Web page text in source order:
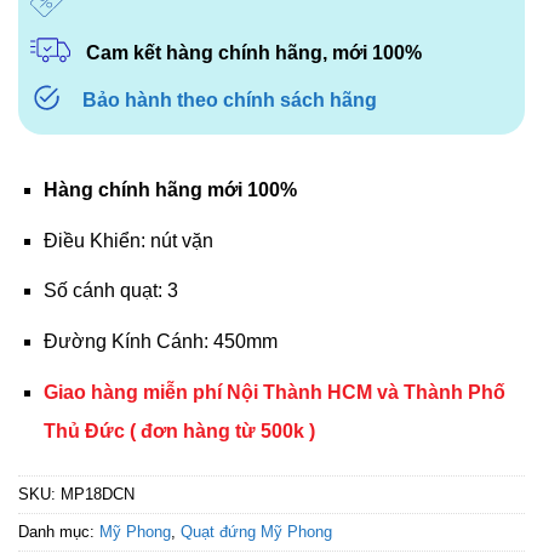
Cam kết hàng chính hãng, mới 100%
Bảo hành theo chính sách hãng
Hàng chính hãng mới 100%
Điều Khiển: nút vặn
Số cánh quạt: 3
Đường Kính Cánh: 450mm
Giao hàng miễn phí Nội Thành HCM và Thành Phố
Thủ Đức ( đơn hàng từ 500k )
SKU: MP18DCN
Danh mục: Mỹ Phong, Quạt đứng Mỹ Phong